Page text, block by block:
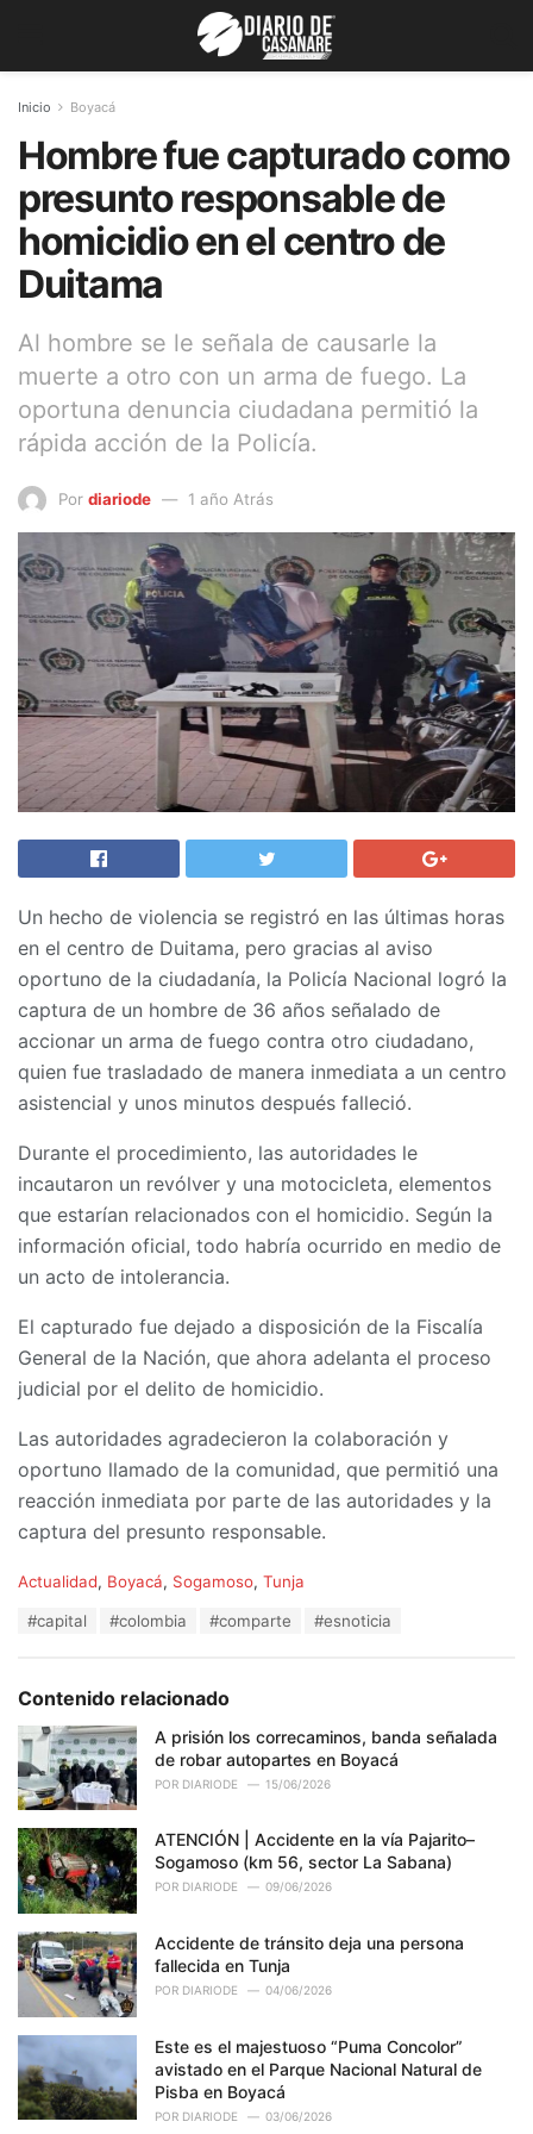
Inicio Boyacá
Hombre fue capturado como
presunto responsable de
homicidio en el centro de
Duitama
Al hombre se le señala de causarle la
muerte a otro con un arma de fuego. La
oportuna denuncia ciudadana permitió la
rápida acción de la Policía.
Por diariode 1 año Atrás
Un hecho de violencia se registró en las últimas horas
en el centro de Duitama, pero gracias al aviso
oportuno de la ciudadanía, la Policía Nacional logró la
captura de un hombre de 36 años señalado de
accionar un arma de fuego contra otro ciudadano,
quien fue trasladado de manera inmediata a un centro
asistencial y unos minutos después falleció.
Durante el procedimiento, las autoridades le
incautaron un revólver y una motocicleta, elementos
que estarían relacionados con el homicidio. Según la
información oficial, todo habría ocurrido en medio de
un acto de intolerancia.
El capturado fue dejado a disposición de la Fiscalía
General de la Nación, que ahora adelanta el proceso
judicial por el delito de homicidio.
Las autoridades agradecieron la colaboración y
oportuno llamado de la comunidad, que permitió una
reacción inmediata por parte de las autoridades y la
captura del presunto responsable.
C
o
r
i
e
s
:
Actualidad, Boyacá, Sogamoso, Tunja
:
#capital #colombia #comparte #esnoticia
Contenido relacionado
A prisión los correcaminos, banda señalada
de robar autopartes en Boyacá
POR DIARIODE 15/06/2026
ATENCIÓN | Accidente en la vía Pajarito–
Sogamoso (km 56, sector La Sabana)
POR DIARIODE 09/06/2026
Accidente de tránsito deja una persona
fallecida en Tunja
POR DIARIODE 04/06/2026
Este es el majestuoso “Puma Concolor”
avistado en el Parque Nacional Natural de
Pisba en Boyacá
POR DIARIODE 03/06/2026